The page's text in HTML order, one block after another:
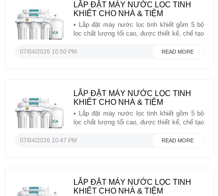
LẮP ĐẶT MÁY NƯỚC LỌC TINH
KHIẾT CHO NHÀ & TIỆM
• Lắp đặt máy nước lọc tinh khiết gồm 5 bộ
lọc chất lượng tối cao, được thiết kế, chế tạo
nước và sức khỏe của bạn.• Hệ thống lọc sử
07/04/2026 10:50 PM READ MORE
LẮP ĐẶT MÁY NƯỚC LỌC TINH
KHIẾT CHO NHÀ & TIỆM
• Lắp đặt máy nước lọc tinh khiết gồm 5 bộ
lọc chất lượng tối cao, được thiết kế, chế tạo
nước và sức khỏe của bạn.• Hệ thống lọc sử
07/04/2026 10:47 PM READ MORE
LẮP ĐẶT MÁY NƯỚC LỌC TINH
KHIẾT CHO NHÀ & TIỆM